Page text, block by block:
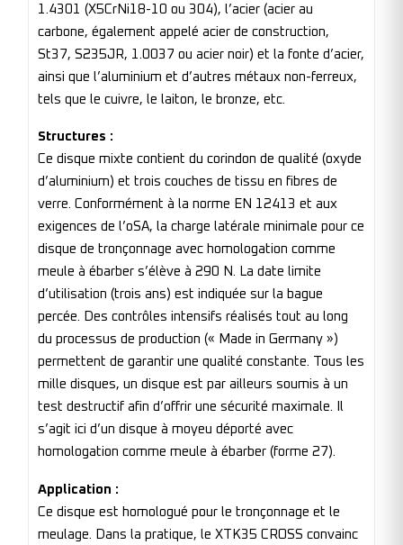
1.4301 (X5CrNi18-10 ou 304), l’acier (acier au
carbone, également appelé acier de construction,
St37, S235JR, 1.0037 ou acier noir) et la fonte d’acier,
ainsi que l’aluminium et d’autres métaux non-ferreux,
tels que le cuivre, le laiton, le bronze, etc.
Structures :
Ce disque mixte contient du corindon de qualité (oxyde
d’aluminium) et trois couches de tissu en fibres de
verre. Conformément à la norme EN 12413 et aux
exigences de l’oSA, la charge latérale minimale pour ce
disque de tronçonnage avec homologation comme
meule à ébarber s’élève à 290 N. La date limite
d’utilisation (trois ans) est indiquée sur la bague
percée. Des contrôles intensifs réalisés tout au long
du processus de production (« Made in Germany »)
permettent de garantir une qualité constante. Tous les
mille disques, un disque est par ailleurs soumis à un
test destructif afin d’offrir une sécurité maximale. Il
s’agit ici d’un disque à moyeu déporté avec
homologation comme meule à ébarber (forme 27).
Application :
Ce disque est homologué pour le tronçonnage et le
meulage. Dans la pratique, le XTK35 CROSS convainc